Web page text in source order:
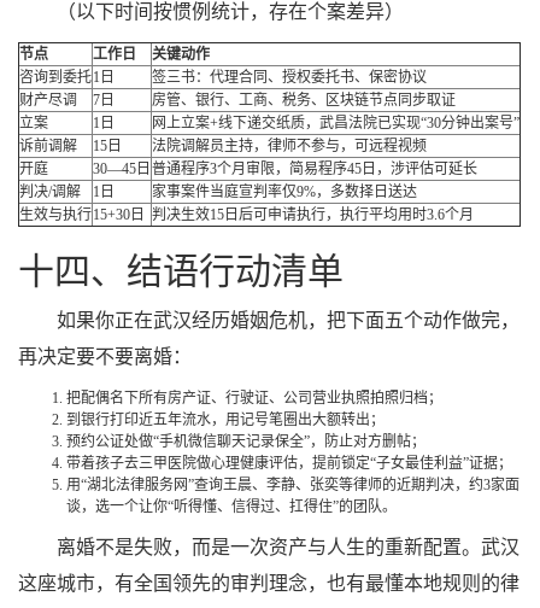
（以下时间按惯例统计，存在个案差异）
节点 工作日
关键动作
咨询到委托1日
签三书：代理合同、授权委托书、保密协议
财产尽调
7日
房管、银行、工商、税务、区块链节点同步取证
立案
1日
网上立案+线下递交纸质，武昌法院已实现“30分钟出案号”
诉前调解
15日
法院调解员主持，律师不参与，可远程视频
开庭
30—45日 普通程序3个月审限，简易程序45日，涉评估可延长
判决/调解
1日
家事案件当庭宣判率仅9%，多数择日送达
生效与执行15+30日 判决生效15日后可申请执行，执行平均用时3.6个月
十四、结语行动清单
如果你正在武汉经历婚姻危机，把下面五个动作做完，
再决定要不要离婚：
把配偶名下所有房产证、行驶证、公司营业执照拍照归档；
到银行打印近五年流水，用记号笔圈出大额转出；
预约公证处做“手机微信聊天记录保全”，防止对方删帖；
带着孩子去三甲医院做心理健康评估，提前锁定“子女最佳利益”证据；
用“湖北法律服务网”查询王晨、李静、张奕等律师的近期判决，约3家面
谈，选一个让你“听得懂、信得过、扛得住”的团队。
离婚不是失败，而是一次资产与人生的重新配置。武汉
这座城市，有全国领先的审判理念，也有最懂本地规则的律